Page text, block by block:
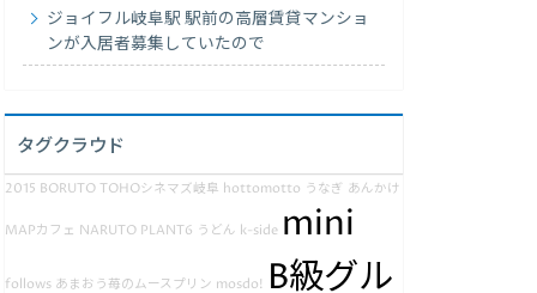
ジョイフル岐阜駅 駅前の高層賃貸マンショ
ンが入居者募集していたので
タグクラウド
2015 BORUTO TOHOシネマズ岐阜 hottomotto うなぎ あんかけ
MAPカフェ NARUTO PLANT6 うどん k-side mini
follows あまおう苺のムースプリン mosdo! B級グル